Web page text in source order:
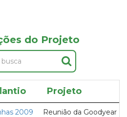
do Projeto
Projeto
2009 Reunião da Goodyear